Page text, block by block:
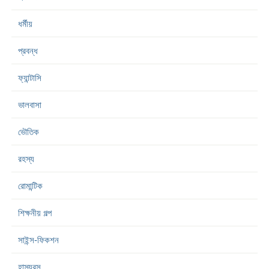
ধর্মীয়
প্রবন্ধ
ফ্যান্টাসি
ভালবাসা
ভৌতিক
রহস্য
রোমান্টিক
শিক্ষনীয় গল্প
সাইন্স-ফিকশন